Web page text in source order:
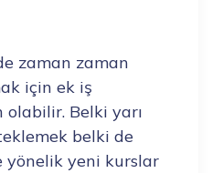
zaman zaman
için ek iş
olabilir. Belki yarı
belki de
yeni kurslar